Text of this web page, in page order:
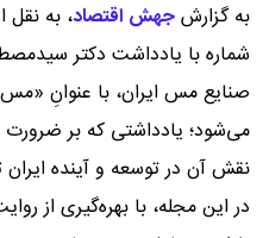
به گزارشجهش اقتصاد، به نقل
شماره با یادداشت دکتر
صنایع مس ایران، با عنوانِ
می‌شود؛ یادداشتی که بر
نقش آن در توسعه و آینده ایران
در این مجله، با بهره‌گیری از